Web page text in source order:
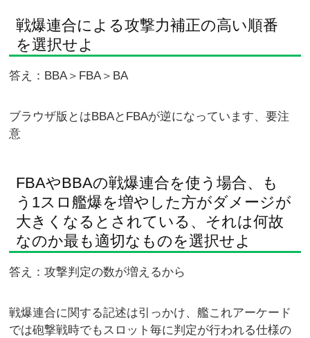
戦爆連合による攻撃力補正の高い順番
を選択せよ
答え：BBA＞FBA＞BA
ブラウザ版とはBBAとFBAが逆になっています、要注
意
FBAやBBAの戦爆連合を使う場合、も
う1スロ艦爆を増やした方がダメージが
大きくなるとされている、それは何故
なのか最も適切なものを選択せよ
答え：攻撃判定の数が増えるから
戦爆連合に関する記述は引っかけ、艦これアーケード
では砲撃戦時でもスロット毎に判定が行われる仕様の